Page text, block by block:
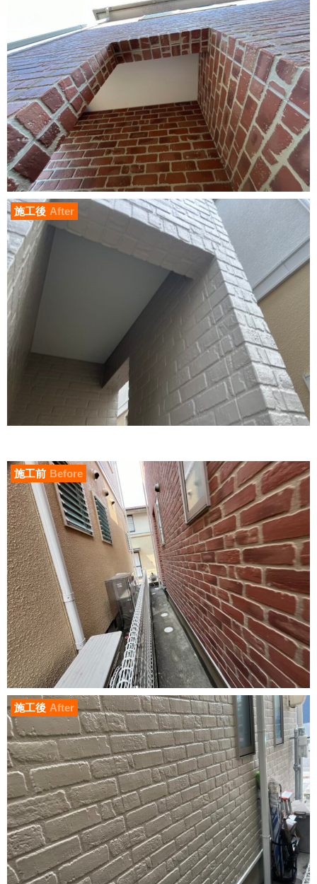
施工後 After
施工前 Before
施工後 After